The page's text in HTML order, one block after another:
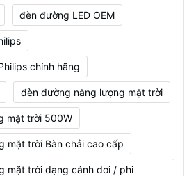
đèn đường LED OEM
chính hãng
đèn đường năng lượng mặt trời
mặt trời 500W
mặt trời Bàn chải cao cấp
mặt trời dạng cánh dơi / phi